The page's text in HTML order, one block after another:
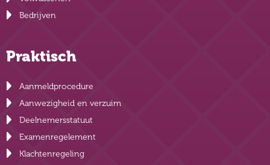
Bedrijven
Praktisch
Aanmeldprocedure
Aanwezigheid en verzuim
Deelnemersstatuut
Examenregelement
Klachtenregeling